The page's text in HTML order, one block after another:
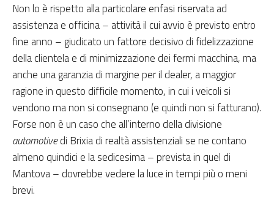
Non lo è rispetto alla particolare enfasi riservata ad
assistenza e officina – attività il cui avvio è previsto entro
fine anno – giudicato un fattore decisivo di fidelizzazione
della clientela e di minimizzazione dei fermi macchina, ma
anche una garanzia di margine per il dealer, a maggior
ragione in questo difficile momento, in cui i veicoli si
vendono ma non si consegnano (e quindi non si fatturano).
Forse non è un caso che all’interno della divisione
automotivedi Brixia di realtà assistenziali se ne contano
almeno quindici e la sedicesima – prevista in quel di
Mantova – dovrebbe vedere la luce in tempi più o meni
brevi.